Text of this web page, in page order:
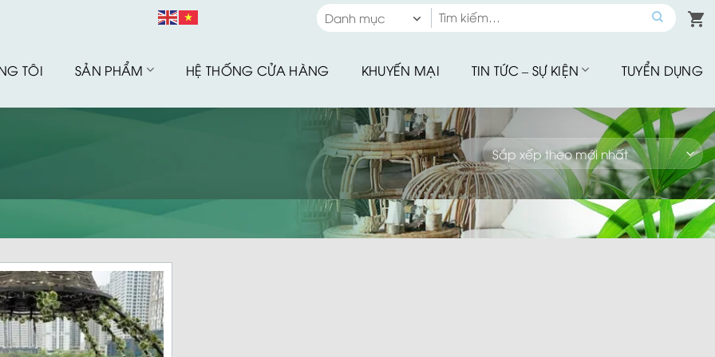
Danh mục
Bàn Ghế Quầy Bar
Bàn Ghế Sân Vườn
Bộ Sưu Tập
Bàn Ghế Ăn Ngoài Trời
Sofa Mây Nhựa
Bàn Ghế Ban Công
Bàn Ghế Cafe
Tìm
kiếm:
TÔI SẢN PHẨM HỆ THỐNG CỬA HÀNG KHUYẾN MẠI TIN TỨC – SỰ KIỆN TUYỂN DỤNG